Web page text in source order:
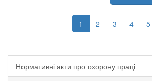
1 2 3 4 5
Нормативні акти про охорону праці